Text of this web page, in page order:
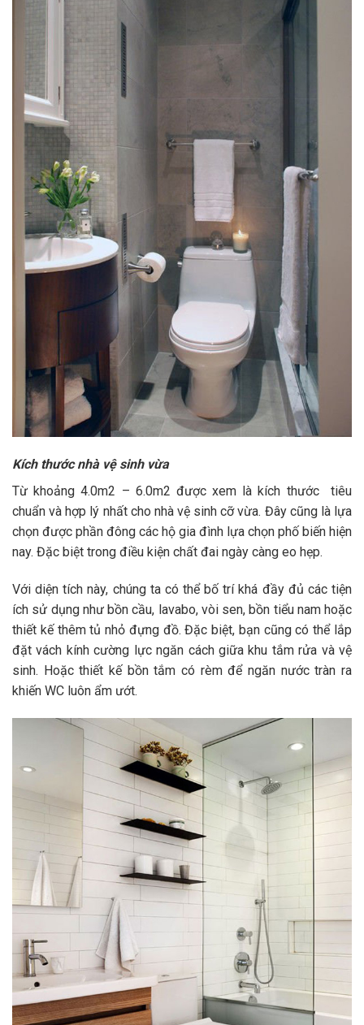
Kích thước nhà vệ sinh vừa
Từ khoảng 4.0m2 – 6.0m2 được xem là kích thước tiêu
chuẩn và hợp lý nhất cho nhà vệ sinh cỡ vừa. Đây cũng là lựa
chọn được phần đông các hộ gia đình lựa chọn phố biến hiện
nay. Đặc biệt trong điều kiện chất đai ngày càng eo hẹp.
Với diện tích này, chúng ta có thể bố trí khá đầy đủ các tiện
ích sử dụng như bồn cầu, lavabo, vòi sen, bồn tiểu nam hoặc
thiết kế thêm tủ nhỏ đựng đồ. Đặc biệt, bạn cũng có thể lắp
đặt vách kính cường lực ngăn cách giữa khu tắm rửa và vệ
sinh. Hoặc thiết kế bồn tắm có rèm để ngăn nước tràn ra
khiến WC luôn ẩm ướt.